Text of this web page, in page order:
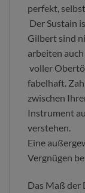
perfekt,
Der Sustain
Gilbert sind
arbeiten
voller
fabelhaft.
zwischen
Instrument
verstehen.
Eine
Vergnügen
Das Maß der